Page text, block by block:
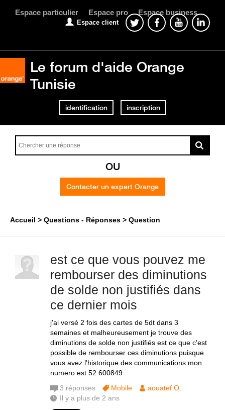
Espace particulier Espace pro Espace business
Espace client
Le forum d'aide Orange
Tunisie
identification inscription
OU
Contacter un expert Orange
Accueil Questions - Réponses Question
est ce que vous pouvez me
rembourser des diminutions
de solde non justifiés dans
ce dernier mois
j'ai versé 2 fois des cartes de 5dt dans 3
semaines et malheureusement je trouve des
diminutions de solde non justifiés est ce que c'est
possible de rembourser ces diminutions puisque
vous avez l'historique des communications mon
numero est 52 600849
3 réponses Mobile
aouatef O.
Il y a plus de 2 ans